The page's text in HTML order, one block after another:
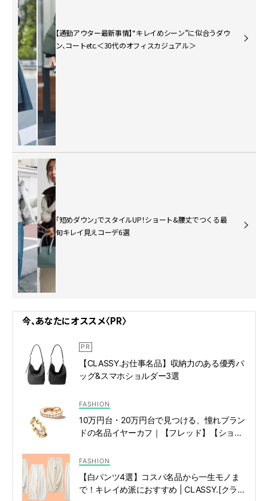
【通勤アウター最新事情】“キレイめシーン”に似合うダウ
ン、コートetc.＜30代のオフィスカジュアル＞
「短めダウン」でスタイルUP！ショート&腰丈でつくる最
旬キレイ見えコーデ6選
今、あなたにオススメ〈PR〉
【CLASSY.お仕事名品】収納力のある優秀バ
ッグ&スマホショルダー3選
FASHION
10万円台・20万円台で見つける、憧れブラン
ドの名品イヤーカフ｜【フレッド】【ショパ
FASHION
【白パンツ4選】コスパ名品から一生モノま
で！キレイめ派におすすめ | CLASSY.[クラッ